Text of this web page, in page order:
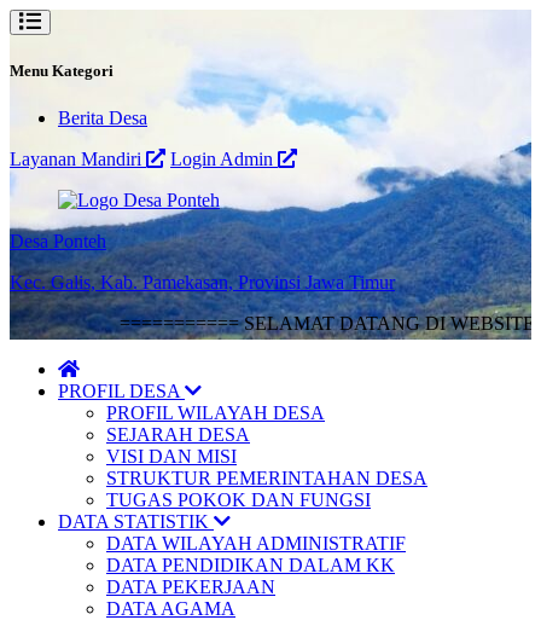
Menu Kategori
Berita Desa
Layanan Mandiri
Login Admin
Desa Ponteh
Kec. Galis, Kab. Pamekasan, Provinsi Jawa Timur
=========== SELAMAT DATANG DI WEBSITE
PROFIL DESA
PROFIL WILAYAH DESA
SEJARAH DESA
VISI DAN MISI
STRUKTUR PEMERINTAHAN DESA
TUGAS POKOK DAN FUNGSI
DATA STATISTIK
DATA WILAYAH ADMINISTRATIF
DATA PENDIDIKAN DALAM KK
DATA PEKERJAAN
DATA AGAMA